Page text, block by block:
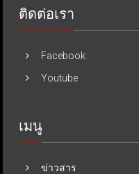
ติดต่อเรา
Facebook
Youtube
เมนู
ข่าวสาร